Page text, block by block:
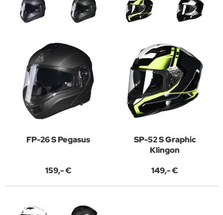
FP-26 S Pegasus
159,- €
SP-52 S Graphic
Klingon
149,- €